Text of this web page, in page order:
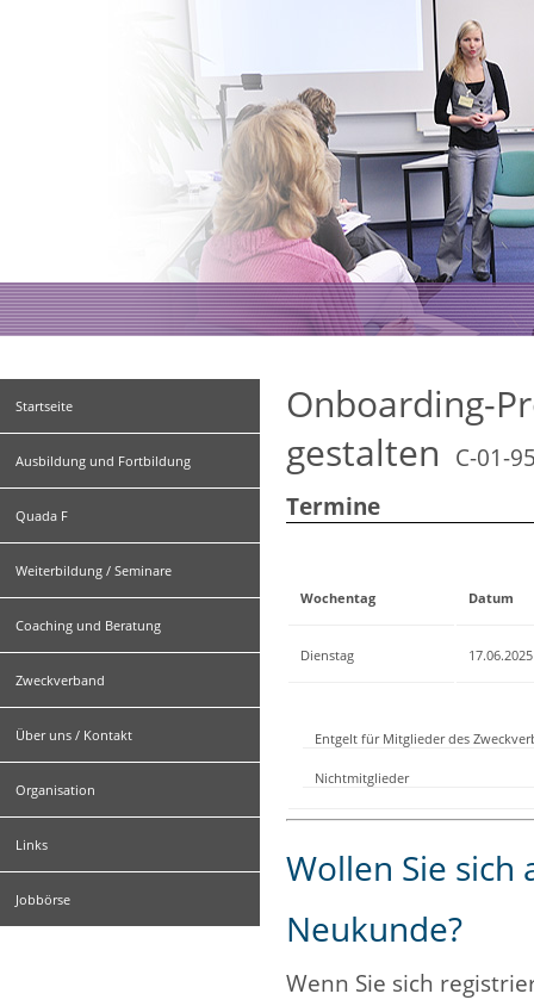
Startseite
Ausbildung und Fortbildung
Quada F
Weiterbildung / Seminare
Coaching und Beratung
Zweckverband
Über uns / Kontakt
Organisation
Links
Jobbörse
Onboarding-
gestalten C-01-
Termine
Wochentag Datum
Dienstag 17.06.2025
Entgelt für Mitglieder des
Nichtmitglieder
Wollen Sie sich
Neukunde?
Wenn Sie sich